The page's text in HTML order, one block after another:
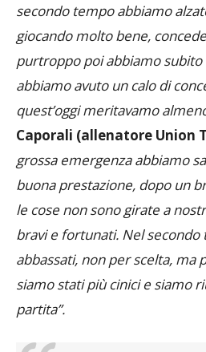
secondo tempo abbiamo
giocando molto bene,
purtroppo poi abbiamo subito
abbiamo avuto un calo di
quest’oggi meritavamo
Caporali (allenatore Union
grossa emergenza abbiamo
buona prestazione, dopo un
le cose non sono girate a
bravi e fortunati. Nel secondo
abbassati, non per scelta, ma
siamo stati più cinici e siamo
partita”.